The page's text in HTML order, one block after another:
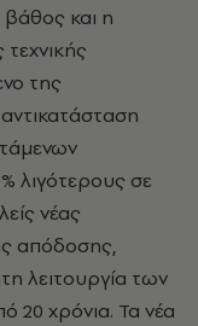
βάθος και η
της
λιγότερους σε
νέας
απόδοσης,
λειτουργία των
20 χρόνια. Τα νέα